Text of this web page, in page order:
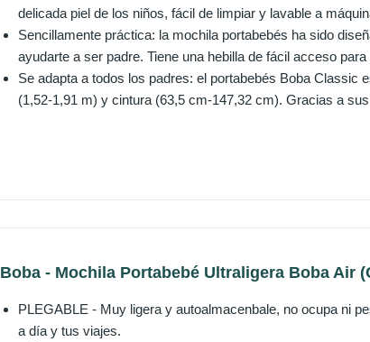
delicada piel de los niños, fácil de limpiar y lavable a
Sencillamente práctica: la mochila portabebés ha sido
ayudarte a ser padre. Tiene una hebilla de fácil acceso para
Se adapta a todos los padres: el portabebés Boba Classic
(1,52-1,91 m) y cintura (63,5 cm-147,32 cm). Gracias a
Boba - Mochila Portabebé Ultraligera Boba Air
PLEGABLE - Muy ligera y autoalmacenbale, no ocupa ni
a día y tus viajes.